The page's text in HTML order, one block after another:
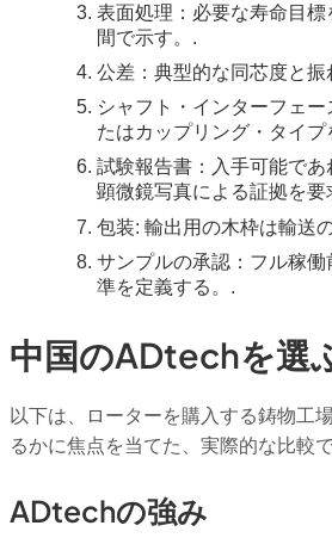
表面処理：必要な寿命目
間で示す。.
公差：典型的な同芯度と振
シャフト・インターフェ
たはカップリング・タイプ
試験報告書：入手可能であ
顕微鏡写真による証拠を要
包装: 輸出用の木枠は輸送
サンプルの承認：フル稼
準を定義する。.
中国のADtechを選
以下は、ローターを購入する鋳物工
るかに焦点を当てた、実際的な比較
ADtechの強み